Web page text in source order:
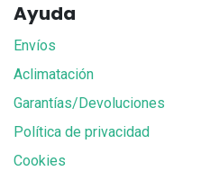
Ayuda
Envíos
Aclimatación
Garantías/Devoluciones
Política de privacidad
Cookies